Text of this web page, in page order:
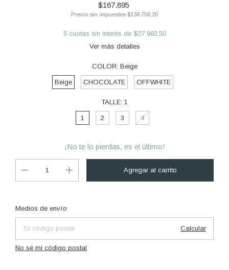
$167.895
Precio sin impuestos $138.756,20
6 cuotas sin interés de $27.982,50
Ver más detalles
COLOR: Beige
Beige CHOCOLATE OFFWHITE
TALLE: 1
1 2 3 4
¡No te lo pierdas, es el último!
Entregas para el CP:
Medios de envío
Calcular
No sé mi código postal